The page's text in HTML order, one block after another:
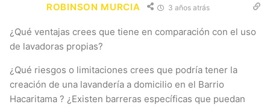
ROBINSON MURCIA 3 años atrás
¿Qué ventajas crees que tiene en comparación con el uso
de lavadoras propias?
¿Qué riesgos o limitaciones crees que podría tener la
creación de una lavandería a domicilio en el Barrio
Hacaritama ? ¿Existen barreras específicas que puedan